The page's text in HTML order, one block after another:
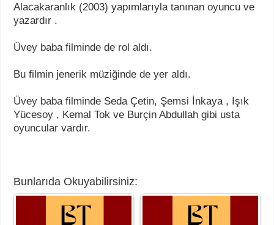
Alacakaranlık (2003) yapımlarıyla tanınan oyuncu ve
yazardır .
Üvey baba filminde de rol aldı.
Bu filmin jenerik müziğinde de yer aldı.
Üvey baba filminde Seda Çetin, Şemsi İnkaya , Işık
Yücesoy , Kemal Tok ve Burçin Abdullah gibi usta
oyuncular vardır.
Bunlarıda Okuyabilirsiniz: